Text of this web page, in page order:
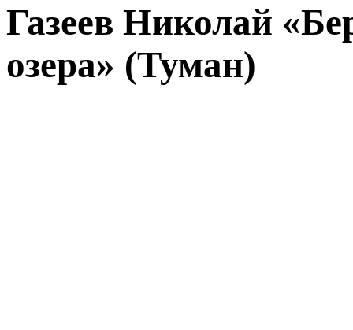
Газеев Николай
озера» (Туман)